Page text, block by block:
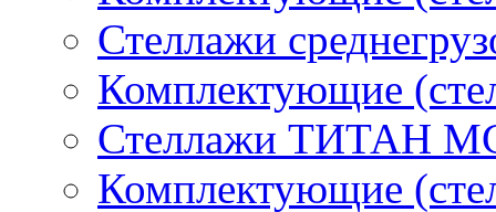
Стеллажи
Комплектующие
Стеллажи ТИТАН
Комплектующие